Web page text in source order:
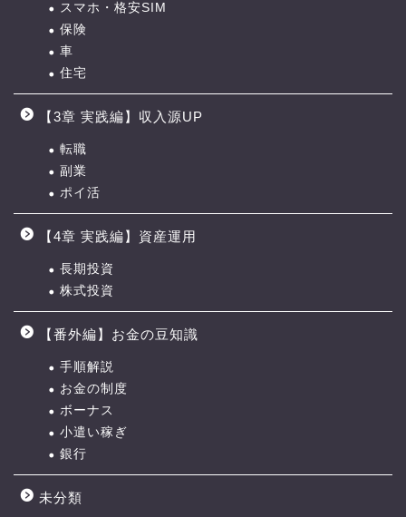
スマホ・格安SIM
保険
車
住宅
【3章 実践編】収入源UP
転職
副業
ポイ活
【4章 実践編】資産運用
長期投資
株式投資
【番外編】お金の豆知識
手順解説
お金の制度
ボーナス
小遣い稼ぎ
銀行
未分類
【0章】ロードマップの進
ップ